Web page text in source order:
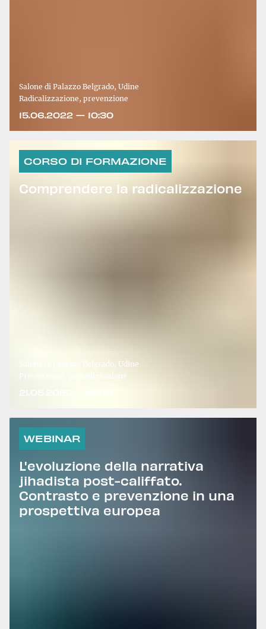
Salone di Palazzo Belgrado, Udine
Radicalizzazione, prevenzione
15.06.2022 — 10:30
CORSO DI FORMAZIONE
Comprendere la radicalizzazione
Salone di Palazzo Belgrado, Udine
Prevenzione, radicalizzazione
21.05.2022 — 15:00
WEBINAR
L'evoluzione della narrativa
jihadista post-califfato.
Contrasto e prevenzione in una
prospettiva europea